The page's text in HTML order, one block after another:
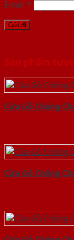
Email *
Sản phẩm
Cửa Gỗ Chống
Cửa Gỗ Chống